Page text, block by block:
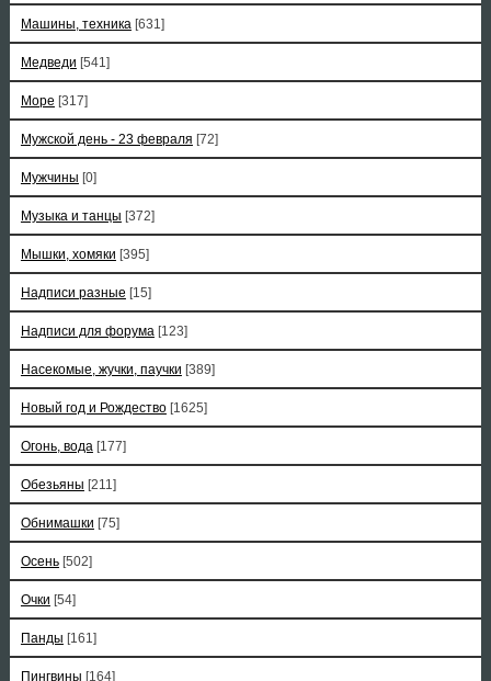
Машины, техника [631]
Медведи [541]
Море [317]
Мужской день - 23 февраля [72]
Мужчины [0]
Музыка и танцы [372]
Мышки, хомяки [395]
Надписи разные [15]
Надписи для форума [123]
Насекомые, жучки, паучки [389]
Новый год и Рождество [1625]
Огонь, вода [177]
Обезьяны [211]
Обнимашки [75]
Осень [502]
Очки [54]
Панды [161]
Пингвины [164]